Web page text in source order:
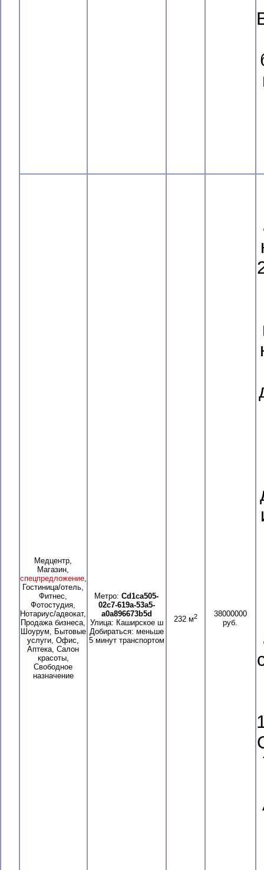
Медцентр,
Магазин,
спецпредложение,
Гостиница/отель,
Фитнес,
Фотостудия,
Нотариус/адвокат,
Продажа бизнеса,
Шоурум, Бытовые
услуги, Офис,
Аптека, Салон
красоты,
Свободное
назначение
Метро: Cd1ca505-
02c7-619a-53a5-
a0a896673b5d
Улица: Каширское ш
Добираться: меньше
5 минут транспортом
232 м2
38000000
руб.